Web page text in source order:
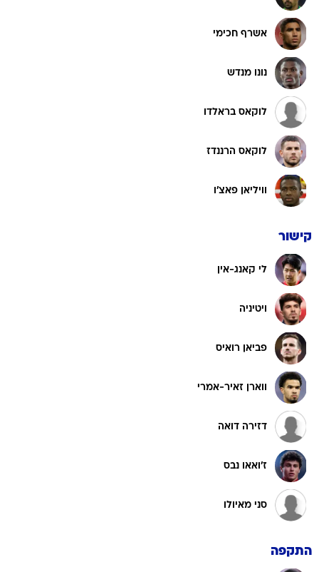
אשרף חכימי
נונו מנדש
לוקאס בראלדו
לוקאס הרננדז
וויליאן פאצ'ו
קישור
לי קאנג-אין
ויטיניה
פביאן רואיס
ווארן זאיר-אמרי
דזירה דואה
ז'ואאו נבס
סני מאיולו
התקפה